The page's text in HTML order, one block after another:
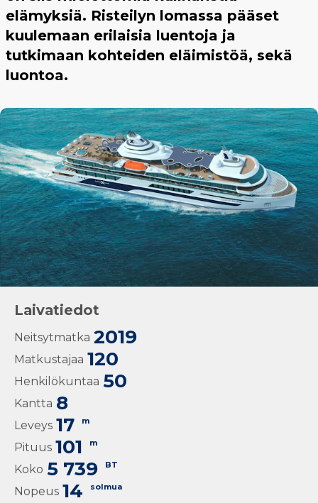
elämyksiä. Risteilyn lomassa pääset
kuulemaan erilaisia luentoja ja
tutkimaan kohteiden eläimistöä, sekä
luontoa.
Laivatiedot
Neitsytmatka 2019
Matkustajaa 120
Henkilökuntaa 50
Kantta 8
Leveys 17 m
Pituus 101 m
Koko 5 739 BT
Nopeus 14 solmua